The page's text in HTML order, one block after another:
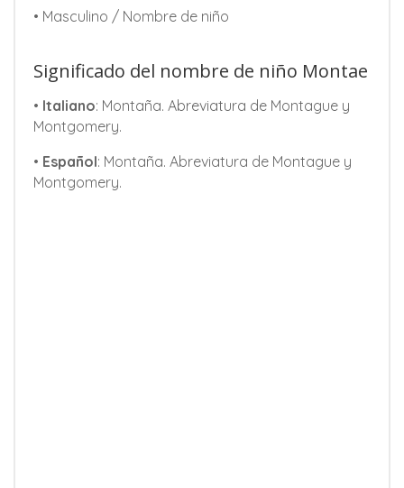
• Masculino / Nombre de niño
Significado del nombre de niño Montae
• Italiano: Montaña. Abreviatura de Montague y
Montgomery.
• Español: Montaña. Abreviatura de Montague y
Montgomery.